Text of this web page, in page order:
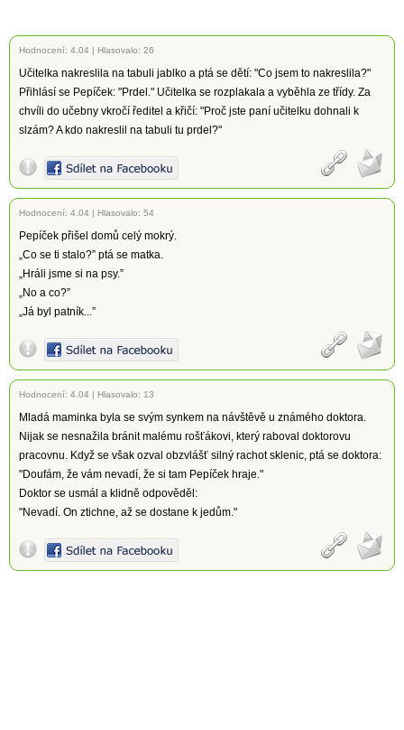
Hodnocení: 4.04 | Hlasovalo: 26
Učitelka nakreslila na tabuli jablko a ptá se dětí: "Co jsem to nakreslila?"
Přihlásí se Pepíček: "Prdel." Učitelka se rozplakala a vyběhla ze třídy. Za
chvíli do učebny vkročí ředitel a křičí: "Proč jste paní učitelku dohnali k
slzám? A kdo nakreslil na tabuli tu prdel?"
Hodnocení: 4.04 | Hlasovalo: 54
Pepíček přišel domů celý mokrý.
„Co se ti stalo?” ptá se matka.
„Hráli jsme si na psy.”
„No a co?”
„Já byl patník...”
Hodnocení: 4.04 | Hlasovalo: 13
Mladá maminka byla se svým synkem na návštěvě u známého doktora.
Nijak se nesnažila bránit malému rošťákovi, který raboval doktorovu
pracovnu. Když se však ozval obzvlášť silný rachot sklenic, ptá se doktora:
"Doufám, že vám nevadí, že si tam Pepíček hraje."
Doktor se usmál a klidně odpověděl:
"Nevadí. On ztichne, až se dostane k jedům."